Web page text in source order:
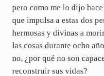
pero como me lo dijo
que impulsa a estas dos
hermosas y divinas a
las cosas durante ocho
no, ¿por qué no son
reconstruir sus vidas?